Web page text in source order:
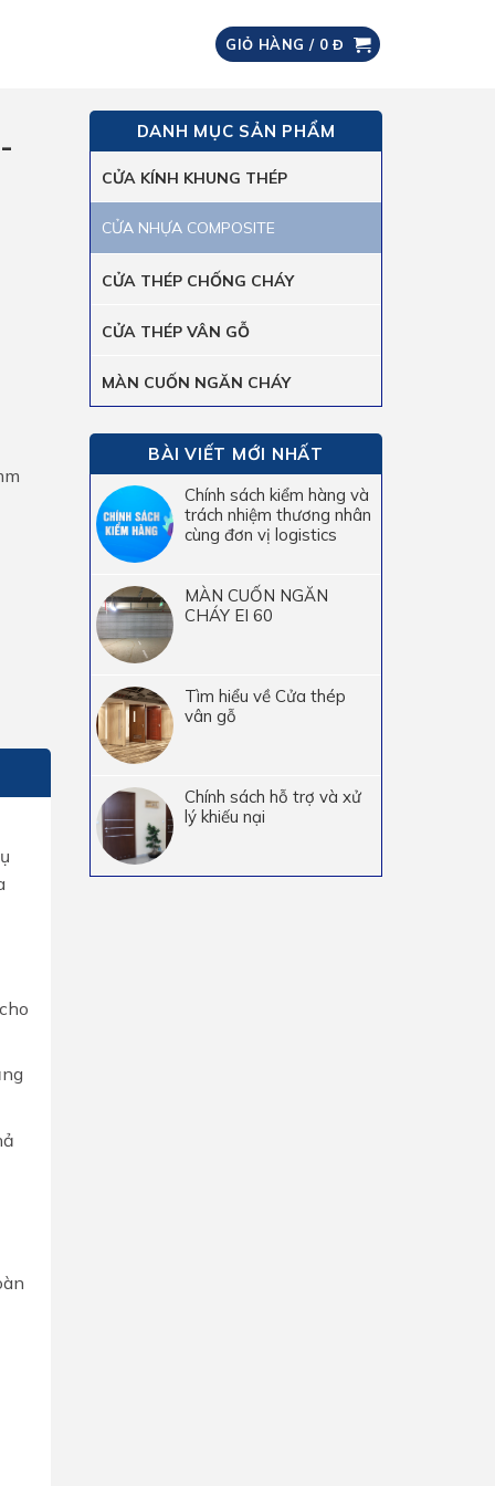
GIỎ HÀNG / 0Đ
DANH MỤC SẢN PHẨM
CỬA KÍNH KHUNG THÉP
CỬA NHỰA COMPOSITE
CỬA THÉP CHỐNG CHÁY
CỬA THÉP VÂN GỖ
MÀN CUỐN NGĂN CHÁY
BÀI VIẾT MỚI NHẤT
Chính sách kiểm hàng và
trách nhiệm thương nhân
cùng đơn vị logistics
MÀN CUỐN NGĂN
CHÁY EI 60
Tìm hiểu về Cửa thép
vân gỗ
Chính sách hỗ trợ và xử
lý khiếu nại